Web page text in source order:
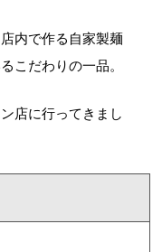
内で作る自家製麺
こだわりの一品。
店に行ってきまし